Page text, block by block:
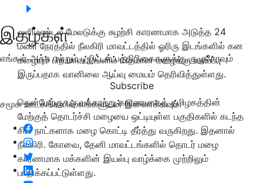
இதழ்கள்
எங்கள் அச்சு மற்றும் டிஜிட்டல் பத்திரிகைகளுக்கு குழுசேரவும்
Subscribe
சமூக ஊடகங்களில் எங்களுடன் இணைக்கவும்:
வளிமண்டல மேலடுக்கு சுழற்சி காரணமாக அடுத்த 24
மணி நேரத்தில் நீலகிரி மாவட்டத்தில் ஓரிரு இடங்களில் கன
மழையும் பிற மாவட்டங்ளில் மிதமான மழைக்கு வாய்ப்பு
இருப்பதாக வானிலை ஆய்வு மையம் தெரிவித்துள்ளது.
தென்மேற்கு பருவக்காற்று காரணமாகத் தமிழகத்தின்
மேற்குத் தொடர்ச்சி மழையை ஒட்டியுள்ள பகுதிகளில் கடந்த
சில நாட்களாக மழை கொட்டி தீர்த்து வருகிறது. இதனால்
நீலகிரி. கோவை, தேனி மாவட்டங்களில் தொடர் மழை
காரணமாக மக்களின் இயல்பு வாழ்க்கை முற்றிலும்
பாதிக்கப்பட்டுள்ளது.